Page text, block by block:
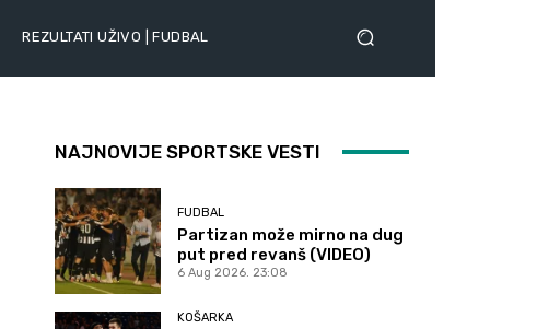
REZULTATI UŽIVO | FUDBAL
NAJNOVIJE SPORTSKE VESTI
FUDBAL
Partizan može mirno na dug
put pred revanš (VIDEO)
6 Aug 2026. 23:08
KOŠARKA